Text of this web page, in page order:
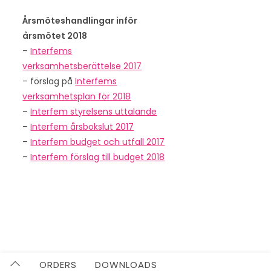
Årsmöteshandlingar inför
årsmötet 2018
–Interfems
verksamhetsberättelse 2017
– förslag påInterfems
verksamhetsplan för 2018
–Interfem styrelsens uttalande
–Interfem årsbokslut 2017
–Interfem budget och utfall 2017
–Interfem förslag till budget 2018
ORDERS DOWNLOADS